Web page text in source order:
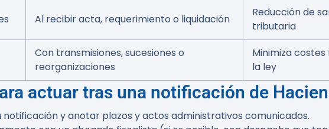
Al recibir acta, requerimiento o liquidación
Reducción de
tributaria
Con transmisiones, sucesiones o
reorganizaciones
Minimiza
la ley
actuar tras una notificación de
notificación y anotar plazos y actos administrativos comunicados.